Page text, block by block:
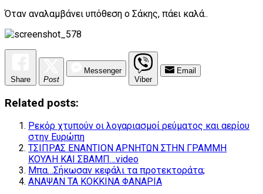
Όταν αναλαμβάνει υπόθεση ο Σάκης, πάει καλά..
Share Post
Messenger
Viber
Email
Related posts:
Ρεκόρ χτυπούν οι λογαριασμοί ρεύματος και αερίου
στην Ευρώπη
ΤΣΙΠΡΑΣ ΕΝΑΝΤΙΟΝ ΑΡΝΗΤΩΝ ΣΤΗΝ ΓΡΑΜΜΗ
ΚΟΥΛΗ ΚΑΙ ΣΒΑΜΠ…video
Μπα…Σήκωσαν κεφάλι τα προτεκτοράτα;
ΑΝΑΨΑΝ ΤΑ ΚΟΚΚΙΝΑ ΦΑΝΑΡΙΑ